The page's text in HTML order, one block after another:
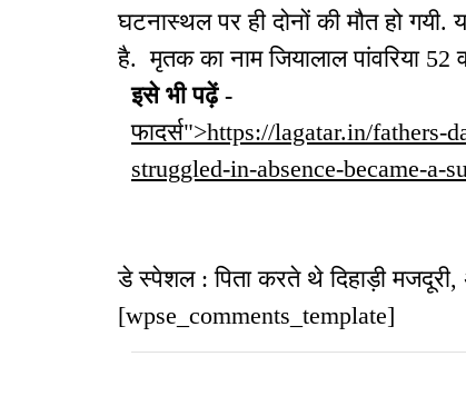
घटनास्थल पर ही दोनों की मौत हो गयी.
है. मृतक का नाम जियालाल पांवरिया
इसे भी पढ़ें -
फादर्स">https://lagatar.in/fathers-
struggled-in-absence-became-a-
डे स्पेशल : पिता करते थे दिहाड़ी
[wpse_comments_template]